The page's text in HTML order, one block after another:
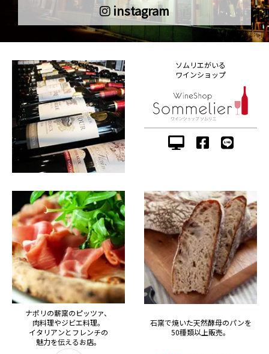
instagram
ソムリエがいる
ワインショップ
ナポリの薪窯のピッツァ、
肉料理やジビエ料理。
イタリアンとフレンチの
魅力を伝えるお店。
石窯で焼いた天然酵母のパンを
50種類以上販売。